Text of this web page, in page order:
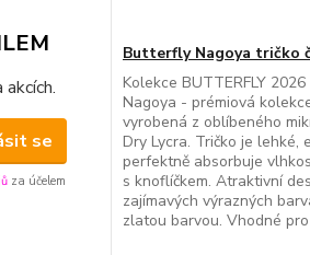
se
za účelem
Butterfly Nagoya tričko
Kolekce BUTTERFLY
Nagoya - prémiová
vyrobená z oblíbeného
Dry Lycra. Tričko je lehké,
perfektně absorbuje
s knoflíčkem. Atraktivní
zajímavých výrazných
zlatou barvou. Vhodné